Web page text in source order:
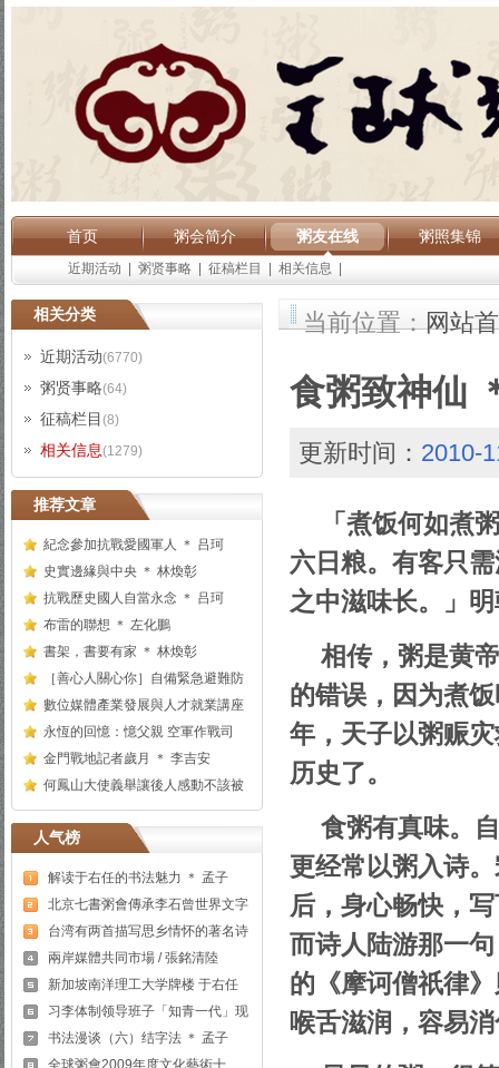
首页 粥会简介 粥友在线 粥照集锦
近期活动 粥贤事略 征稿栏目 相关信息
相关分类
近期活动(6770)
粥贤事略(64)
征稿栏目 (8)
相关信息(1279)
推荐文章
紀念參加抗戰愛國軍人 ＊ 吕珂
史實邊緣與中央 ＊ 林煥彰
抗戰歷史國人自當永念 ＊ 吕珂
布雷的聯想 ＊ 左化鵬
書架，書要有家 ＊ 林煥彰
［善心人關心你］自備緊急避難防
數位媒體產業發展與人才就業講座
永恆的回憶：憶父親 空軍作戰司
金門戰地記者歲月 ＊ 李吉安
何鳳山大使義舉讓後人感動不該被
人气榜
解读于右任的书法魅力 ＊ 孟子
北京七書粥會傳承李石曾世界文字
台湾有两首描写思乡情怀的著名诗
兩岸媒體共同市場 / 張銘清陸
新加坡南洋理工大学牌楼 于右任
习李体制领导班子「知青一代」现
书法漫谈（六）结字法 ＊ 孟子
全球粥會2009年度文化藝術十
当前位置：网站
食粥致神仙
更新时间： 2010-
「煮饭何如煮
六日粮。有客只
之中滋味长。」
相传，粥是黄
的错误，因为煮
年，天子以粥赈
历史了。
食粥有真味。
更经常以粥入诗
后，身心畅快，
而诗人陆游那一
的《摩诃僧祇律
喉舌滋润，容易